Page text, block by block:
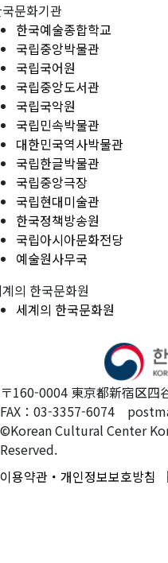
문화기관
한국예술종합학교
국립중앙박물관
국립국어원
국립중앙도서관
국립국악원
국립민속박물관
대한민국역사박물관
국립한글박물관
국립중앙극장
국립현대미술관
한국정책방송원
국립아시아문화전당
예술원사무국
의 한국문화원
세계의 한국문화원
〒160-0004 東京都新宿区
FAX：03-3357-6074
©Korean Cultural Center
Reserved.
이용약관・개인정보보호방침